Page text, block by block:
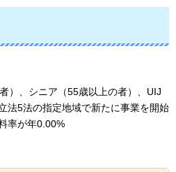
）、シニア（55歳以上の者）、UIJ
法5法の指定地域で新たに事業を開始
率が年0.00%